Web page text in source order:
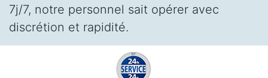
7j/7, notre personnel sait opérer avec
discrétion et rapidité.